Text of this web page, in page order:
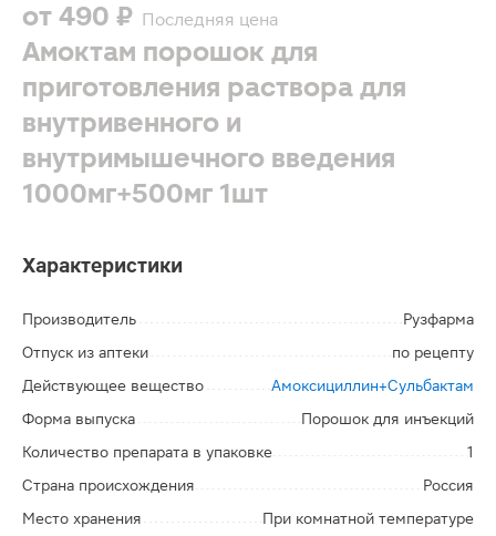
от 490 ₽ Последняя цена
Амоктам порошок для
приготовления раствора для
внутривенного и
внутримышечного введения
1000мг+500мг 1шт
Характеристики
Производитель
Рузфарма
Отпуск из аптеки
по рецепту
Действующее вещество
Амоксициллин+Сульбактам
Форма выпуска
Порошок для инъекций
Количество препарата в упаковке
1
Страна происхождения
Россия
Место хранения
При комнатной температуре